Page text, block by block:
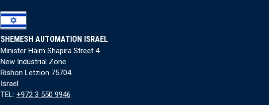
SHEMESH AUTOMATION ISRAEL
Minister Haim Shapira Street 4
New Industrial Zone
Rishon Letzion 75704
Israel
TEL: +972 3 550 9946